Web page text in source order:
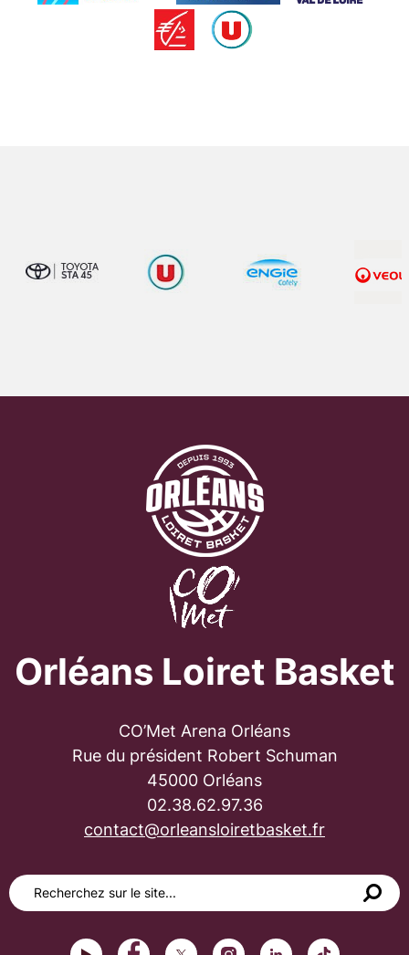
Orléans Loiret Basket
CO’Met Arena Orléans
Rue du président Robert Schuman
45000 Orléans
02.38.62.97.36
contact@orleansloiretbasket.fr